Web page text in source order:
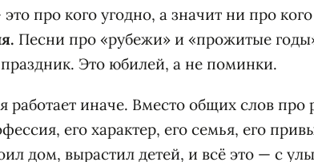
про кого угодно, а значит ни про
Песни про «рубежи» и «прожитые
Это юбилей, а не поминки.
работает иначе. Вместо общих слов
его характер, его семья, его
дом, вырастил детей, и всё это — с